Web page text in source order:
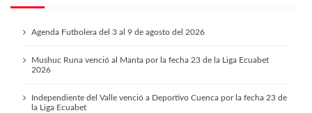
Agenda Futbolera del 3 al 9 de agosto del 2026
Mushuc Runa venció al Manta por la fecha 23 de la Liga Ecuabet
2026
Independiente del Valle venció a Deportivo Cuenca por la fecha 23 de
la Liga Ecuabet